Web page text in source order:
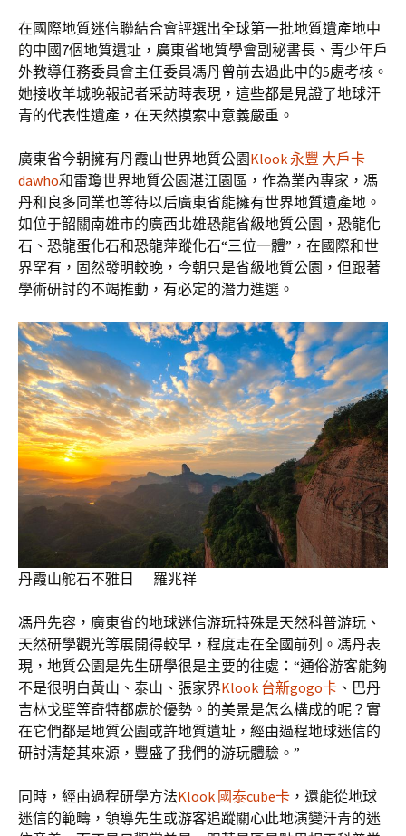
在國際地質迷信聯結合會評選出全球第一批地質遺產地中
的中國7個地質遺址，廣東省地質學會副秘書長、青少年戶
外教導任務委員會主任委員馮丹曾前去過此中的5處考核。
她接收羊城晚報記者采訪時表現，這些都是見證了地球汗
青的代表性遺產，在天然摸索中意義嚴重。
廣東省今朝擁有丹霞山世界地質公園Klook 永豐 大戶卡
dawho和雷瓊世界地質公園湛江園區，作為業內專家，馮
丹和良多同業也等待以后廣東省能擁有世界地質遺產地。
如位于韶關南雄市的廣西北雄恐龍省級地質公園，恐龍化
石、恐龍蛋化石和恐龍萍蹤化石“三位一體”，在國際和世
界罕有，固然發明較晚，今朝只是省級地質公園，但跟著
學術研討的不竭推動，有必定的潛力進選。
丹霞山舵石不雅日 羅兆祥
馮丹先容，廣東省的地球迷信游玩特殊是天然科普游玩、
天然研學觀光等展開得較早，程度走在全國前列。馮丹表
現，地質公園是先生研學很是主要的往處：“通俗游客能夠
不是很明白黃山、泰山、張家界Klook 台新gogo卡 、巴丹
吉林戈壁等奇特都處於優勢。的美景是怎么構成的呢？實
在它們都是地質公園或許地質遺址，經由過程地球迷信的
研討清楚其來源，豐盛了我們的游玩體驗。”
同時，經由過程研學方法Klook 國泰cube卡 ，還能從地球
迷信的範疇，領導先生或游客追蹤關心此地演變汗青的迷